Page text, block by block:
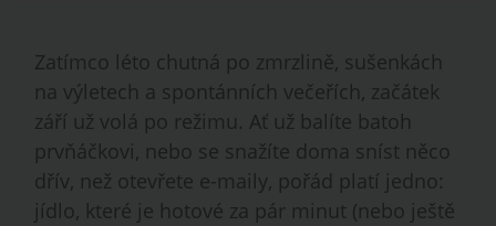
Zatímco léto chutná po zmrzlině, sušenkách
na výletech a spontánních večeřích, začátek
září už volá po režimu. Ať už balíte batoh
prvňáčkovi, nebo se snažíte doma sníst něco
dřív, než otevřete e-maily, pořád platí jedno:
jídlo, které je hotové za pár minut (nebo ještě